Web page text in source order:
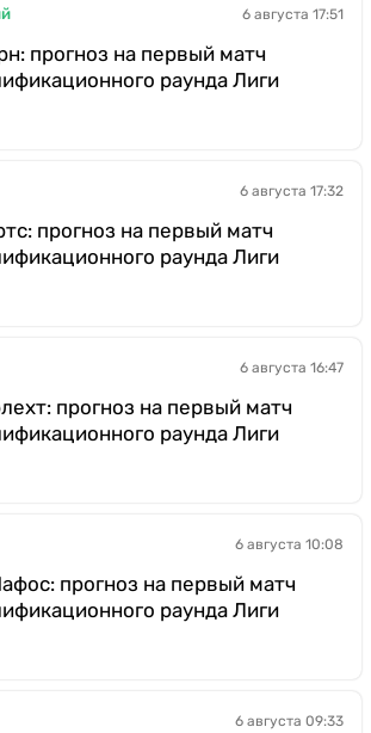
6 августа 17:51
прогноз на первый матч
раунда Лиги
6 августа 17:32
прогноз на первый матч
раунда Лиги
6 августа 16:47
прогноз на первый матч
раунда Лиги
6 августа 10:08
прогноз на первый матч
раунда Лиги
6 августа 09:33